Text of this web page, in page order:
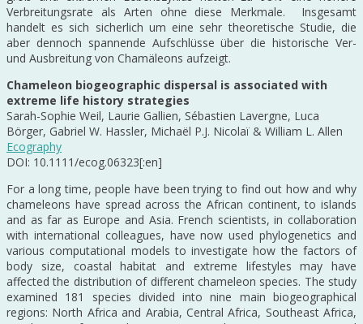
Verbreitungsrate als Arten ohne diese Merkmale. Insgesamt
handelt es sich sicherlich um eine sehr theoretische Studie, die
aber dennoch spannende Aufschlüsse über die historische Ver-
und Ausbreitung von Chamäleons aufzeigt.
Chameleon biogeographic dispersal is associated with
extreme life history strategies
Sarah-Sophie Weil, Laurie Gallien, Sébastien Lavergne, Luca
Börger, Gabriel W. Hassler, Michaël P.J. Nicolaï & William L. Allen
Ecography
DOI: 10.1111/ecog.06323[:en]
For a long time, people have been trying to find out how and why
chameleons have spread across the African continent, to islands
and as far as Europe and Asia. French scientists, in collaboration
with international colleagues, have now used phylogenetics and
various computational models to investigate how the factors of
body size, coastal habitat and extreme lifestyles may have
affected the distribution of different chameleon species. The study
examined 181 species divided into nine main biogeographical
regions: North Africa and Arabia, Central Africa, Southeast Africa,